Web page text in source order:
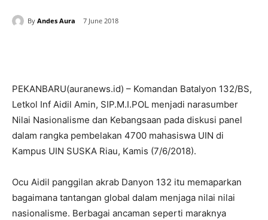
By Andes Aura 7 June 2018
PEKANBARU(auranews.id) – Komandan Batalyon 132/BS,
Letkol Inf Aidil Amin, SIP.M.I.POL menjadi narasumber
Nilai Nasionalisme dan Kebangsaan pada diskusi panel
dalam rangka pembelakan 4700 mahasiswa UIN di
Kampus UIN SUSKA Riau, Kamis (7/6/2018).
Ocu Aidil panggilan akrab Danyon 132 itu memaparkan
bagaimana tantangan global dalam menjaga nilai nilai
nasionalisme. Berbagai ancaman seperti maraknya